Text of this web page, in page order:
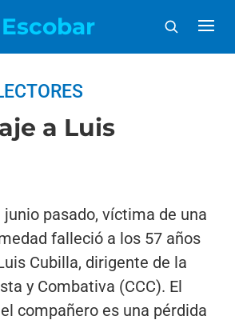
a Luis
junio pasado, víctima de una
falleció a los 57 años
Cubilla, dirigente de la
y Combativa (CCC). El
compañero es una pérdida